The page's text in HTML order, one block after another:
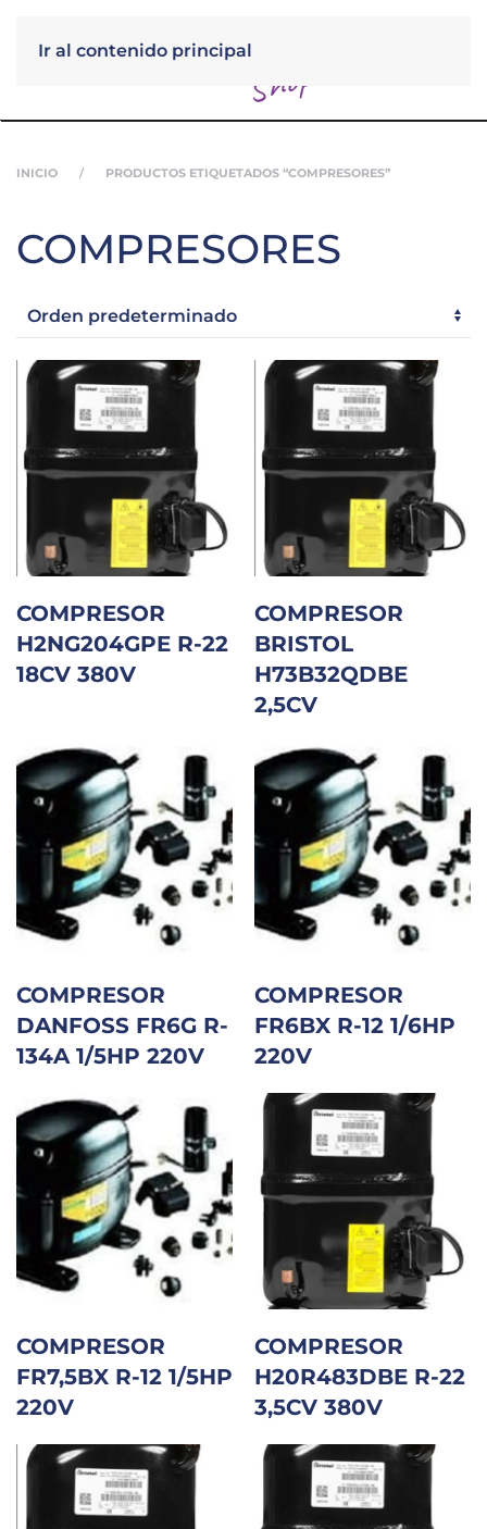
Ir al contenido principal
INICIO PRODUCTOS ETIQUETADOS “COMPRESORES”
COMPRESORES
COMPRESOR
H2NG204GPE R-22
18CV 380V
COMPRESOR
BRISTOL
H73B32QDBE
2,5CV
COMPRESOR
DANFOSS FR6G R-
134A 1/5HP 220V
COMPRESOR
FR6BX R-12 1/6HP
220V
COMPRESOR
FR7,5BX R-12 1/5HP
220V
COMPRESOR
H20R483DBE R-22
3,5CV 380V